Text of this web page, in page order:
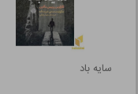
سایه باد